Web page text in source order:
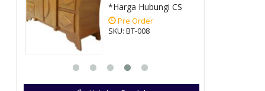
*Harga Hubungi CS
Pre Order
SKU: BT-008